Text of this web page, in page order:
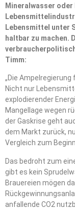
Mineralwasser oder
Lebensmittel unter
haltbar zu machen.
Timm:
„Die
Nicht nur
explodierender
Mangellage wegen
der Gaskrise geht
dem Markt zurück,
Vergleich zum
Das bedroht zum
gibt es kein
Brauereien mögen
anfallende CO2